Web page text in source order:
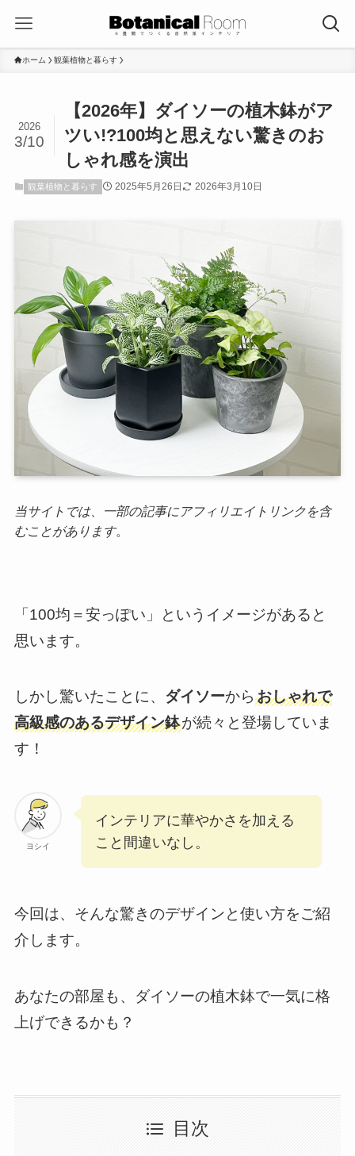
ホーム 観葉植物と暮らす
【2026年】ダイソーの植木鉢がア
ツい!?100均と思えない驚きのお
しゃれ感を演出
2026
3/10
観葉植物と暮らす 2025年5月26日 2026年3月10日
当サイトでは、一部の記事にアフィリエイトリンクを含
むことがあります。
「100均＝安っぽい」というイメージがあると
思います。
しかし驚いたことに、 ダイソーから おしゃれで
高級感のあるデザイン鉢が続々と登場していま
す！
ヨシイ
インテリアに華やかさを加える
こと間違いなし。
今回は、そんな驚きのデザインと使い方をご紹
介します。
あなたの部屋も、ダイソーの植木鉢で一気に格
上げできるかも？
目次